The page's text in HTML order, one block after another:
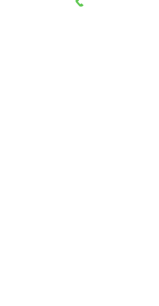
ほとんどのコンピュータのブラウザがクッキーを受